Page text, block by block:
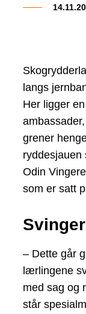
langs
Her ligger
grener
Odin
som er satt
– Dette går
lærlingene
med sag og
står